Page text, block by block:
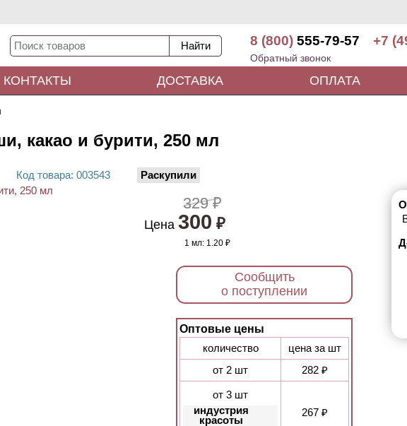
8 (800) 555-79-57 +7
Обратный звонок
КОНТАКТЫ ДОСТАВКА ОПЛАТА
какао и бурити, 250 мл
Код товара: 003543 Раскупили
329 ₽
Цена 300 ₽
1 мл: 1.20 ₽
Сообщить
о поступлении
Оптовые цены
количество
цена за шт
от 2 шт
282 ₽
от 3 шт
индустрия
красоты
267 ₽